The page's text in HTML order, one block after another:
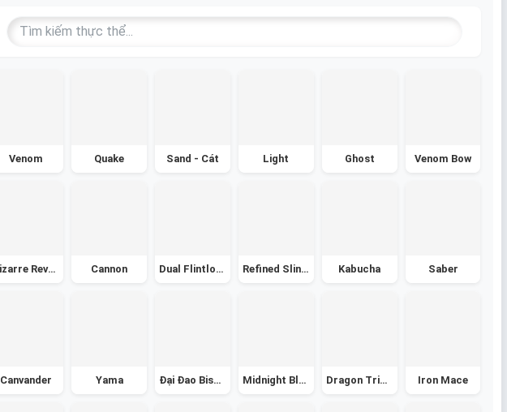
Venom Quake Sand - Cát Light Ghost Venom Bow
Bizarre Revolver Cannon Dual Flintlock Refined Slingshot Kabucha Saber
Canvander Yama Đại Đao Bisento Midnight Blade Dragon Trident Iron Mace